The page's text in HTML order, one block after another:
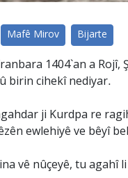
Mafê Mirov Bijarte
1404`an a
birin cihekî nediyar.
ji Kurdpa re
ewlehiyê ve bêyî
vê nûçeyê, tu